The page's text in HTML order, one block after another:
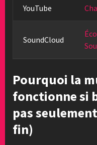
YouTube
SoundCloud
Pourquoi la
fonctionne si
pas
fin)